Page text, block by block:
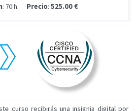
: 70 h. Precio:525.00 €
curso recibirás una insignia digital por